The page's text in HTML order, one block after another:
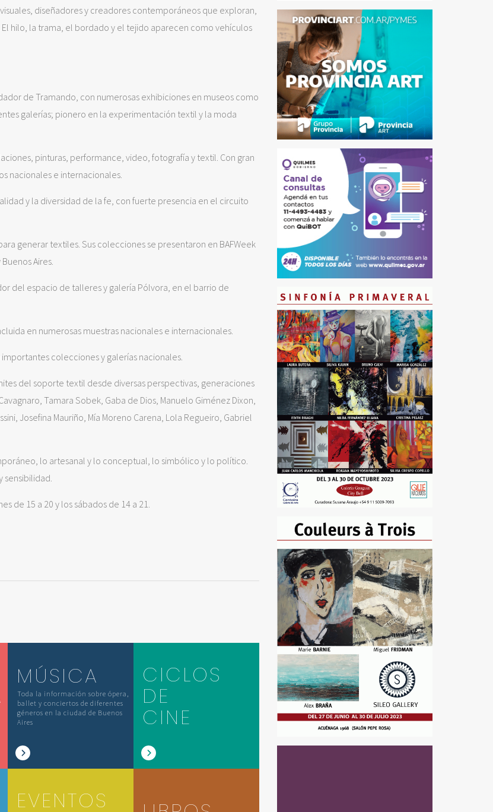
diseñadores y creadores contemporáneos que exploran,
hilo, la trama, el bordado y el tejido aparecen como vehículos
de Tramando, con numerosas exhibiciones en museos como
galerías; pionero en la experimentación textil y la moda
pinturas, performance, video, fotografía y textil. Con gran
nacionales e internacionales.
y la diversidad de la fe, con fuerte presencia en el circuito
generar textiles. Sus colecciones se presentaron en BAFWeek
Aires.
del espacio de talleres y galería Pólvora, en el barrio de
en numerosas muestras nacionales e internacionales.
colecciones y galerías nacionales.
del soporte textil desde diversas perspectivas, generaciones
Tamara Sobek, Gaba de Dios, Manuelo Giménez Dixon,
Josefina Mauriño, Mía Moreno Carena, Lola Regueiro, Gabriel
lo artesanal y lo conceptual, lo simbólico y lo político.
sensibilidad.
de 15 a 20 y los sábados de 14 a 21.
MÚSICA
Toda la información sobre ópera,
ballet y conciertos de diferentes
géneros en la ciudad de Buenos
Aires
CICLOS
DE
CINE
EVENTOS